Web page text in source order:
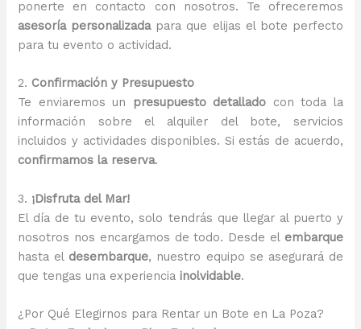
ponerte en contacto con nosotros. Te ofreceremos
asesoría personalizadapara que elijas el bote perfecto
para tu evento o actividad.
2. Confirmación y Presupuesto
Te enviaremos un
presupuesto detallado con toda la
información sobre el alquiler del bote, servicios
incluidos y actividades disponibles. Si estás de acuerdo,
confirmamos la reserva.
3. ¡Disfruta del Mar!
El día de tu evento, solo tendrás que llegar al puerto y
nosotros nos encargamos de todo. Desde el embarque
hasta el desembarque, nuestro equipo se asegurará de
que tengas una experiencia inolvidable.
¿Por Qué Elegirnos para Rentar un Bote en La Poza?